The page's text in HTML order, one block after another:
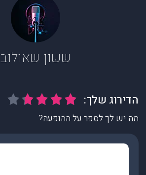
ששון שאולוב
מה יש לך לספר על ההופעה?